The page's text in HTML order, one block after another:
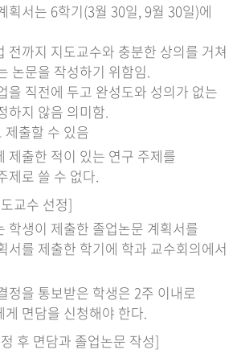
획서는 6학기(3월 30일, 9월 30일)에
전까지 지도교수와 충분한 상의를 거쳐
논문을 작성하기 위함임.
을 직전에 두고 완성도와 성의가 없는
하지 않음 의미함.
제출할 수 있음
제출한 적이 있는 연구 주제를
제로 쓸 수 없다.
교수 선정]
학생이 제출한 졸업논문 계획서를
서를 제출한 학기에 학과 교수회의에서
정을 통보받은 학생은 2주 이내로
게 면담을 신청해야 한다.
후 면담과 졸업논문 작성]